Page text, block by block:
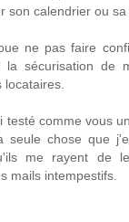
son calendrier ou sa
ne pas faire
la sécurisation de
testé comme vous
seule chose que
me rayent de
mails intempestifs.